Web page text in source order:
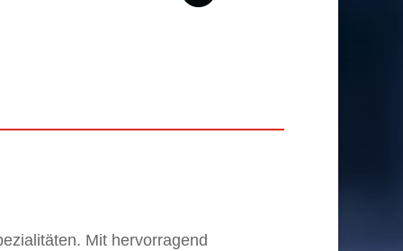
Mit hervorragend